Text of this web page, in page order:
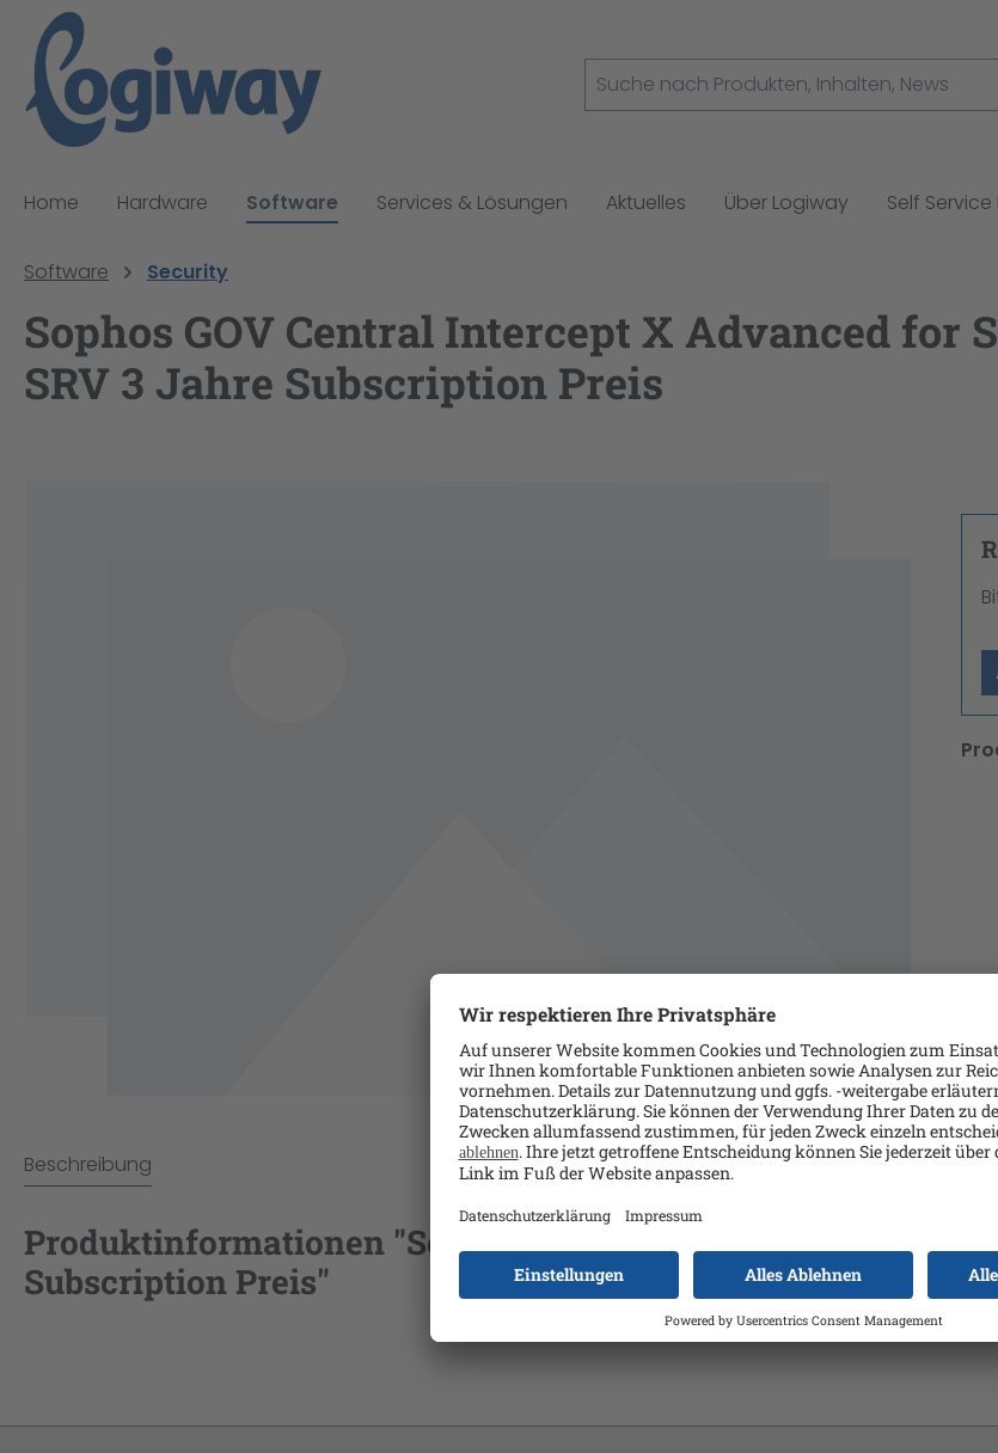
Home Hardware Software Services & Lösungen Aktuelles Über Logiway Self
Software Security
Sophos GOV Central Intercept X Advanced for
SRV 3 Jahre Subscription Preis
Beschreibung
Produktinformationen "Sophos GOV Central Intercept X
Subscription Preis"